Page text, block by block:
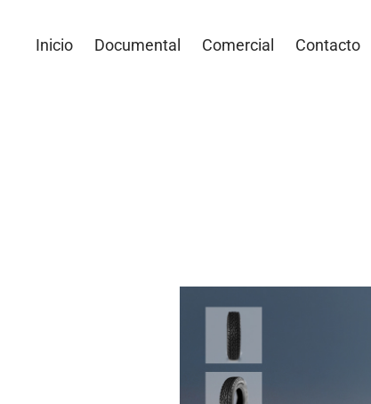
Inicio Documental Comercial Contacto